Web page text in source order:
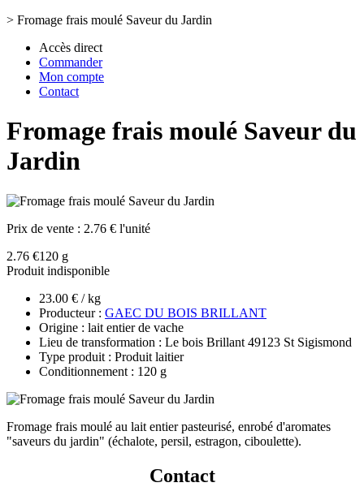
> Fromage frais moulé Saveur du Jardin
Accès direct
Commander
Mon compte
Contact
Fromage frais moulé Saveur du
Jardin
Prix de vente : 2.76 € l'unité
2.76 €120 g
Produit indisponible
23.00 € / kg
Producteur : GAEC DU BOIS BRILLANT
Origine : lait entier de vache
Lieu de transformation : Le bois Brillant 49123 St Sigismond
Type produit : Produit laitier
Conditionnement : 120 g
Fromage frais moulé au lait entier pasteurisé, enrobé d'aromates
"saveurs du jardin" (échalote, persil, estragon, ciboulette).
Contact